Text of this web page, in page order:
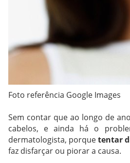
Foto referência Google Images
Sem contar que ao longo de
cabelos, e ainda há o
dermatologista, porquetentar
faz disfarçar ou piorar a causa.